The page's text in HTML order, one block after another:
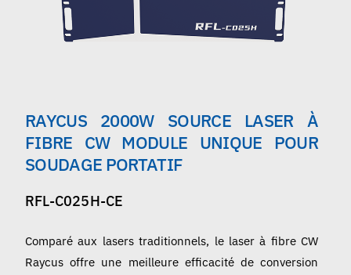
À propos
Français
RAYCUS 2000W SOURCE LASER À
FIBRE CW MODULE UNIQUE POUR
SOUDAGE PORTATIF
RFL-C025H-CE
Comparé aux lasers traditionnels, le laser à fibre CW
Raycus offre une meilleure efficacité de conversion